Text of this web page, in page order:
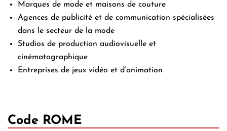
Marques de mode et maisons de couture
Agences de publicité et de communication spécialisées
dans le secteur de la mode
Studios de production audiovisuelle et
cinématographique
Entreprises de jeux vidéo et d’animation
Code ROME